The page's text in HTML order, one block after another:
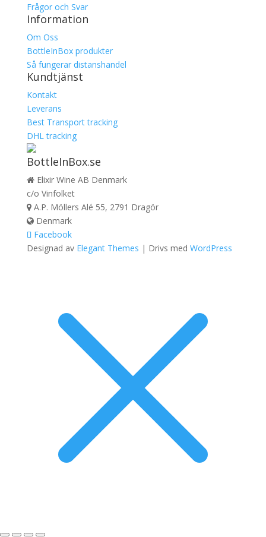
Frågor och Svar
Information
Om Oss
BottleInBox produkter
Så fungerar distanshandel
Kundtjänst
Kontakt
Leverans
Best Transport tracking
DHL tracking
BottleInBox.se
Elixir Wine AB Denmark
c/o Vinfolket
A.P. Möllers Alé 55, 2791 Dragör
Denmark
Facebook
Designad av Elegant Themes | Drivs med WordPress